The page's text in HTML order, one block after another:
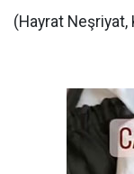
(Hayrat Neşriyat,